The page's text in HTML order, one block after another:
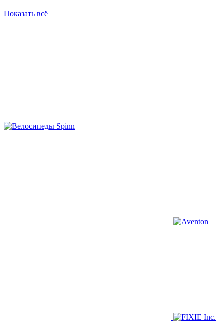
Показать всё